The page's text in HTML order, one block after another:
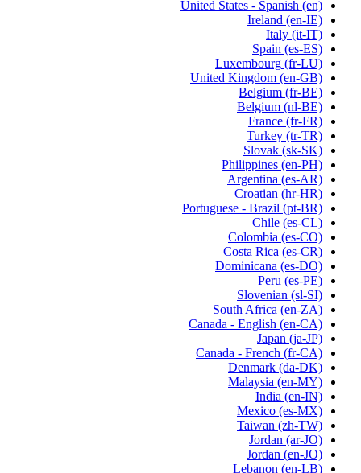
United States - Spanish (en)
Ireland (en-IE)
Italy (it-IT)
Spain (es-ES)
Luxembourg (fr-LU)
United Kingdom (en-GB)
Belgium (fr-BE)
Belgium (nl-BE)
France (fr-FR)
Turkey (tr-TR)
Slovak (sk-SK)
Philippines (en-PH)
Argentina (es-AR)
Croatian (hr-HR)
Portuguese - Brazil (pt-BR)
Chile (es-CL)
Colombia (es-CO)
Costa Rica (es-CR)
Dominicana (es-DO)
Peru (es-PE)
Slovenian (sl-SI)
South Africa (en-ZA)
Canada - English (en-CA)
Japan (ja-JP)
Canada - French (fr-CA)
Denmark (da-DK)
Malaysia (en-MY)
India (en-IN)
Mexico (es-MX)
Taiwan (zh-TW)
Jordan (ar-JO)
Jordan (en-JO)
Lebanon (en-LB)